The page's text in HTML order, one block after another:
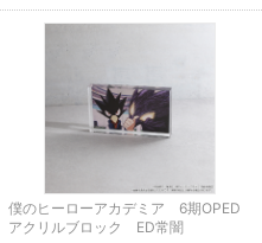
僕のヒーローアカデミア 6期OPED
アクリルブロック ED常闇